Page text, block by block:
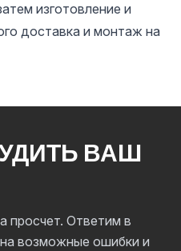
изготовление и
доставка и монтаж на
ВАШ
просчет. Ответим в
возможные ошибки и